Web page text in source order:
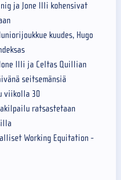
ja Jone Illi kohensivat
kuudes, Hugo
Illi ja Celtas Quillian
seitsemänsiä
viikolla 30
ratsastetaan
Working Equitation -